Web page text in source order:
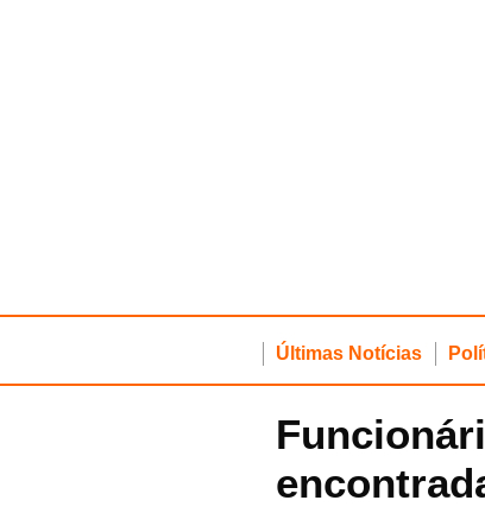
Últimas Notícias